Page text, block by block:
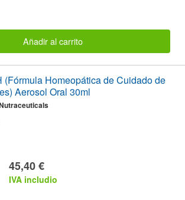
Añadir al carrito
(Fórmula Homeopática de Cuidado de
Aerosol Oral 30ml
45,40 €
IVA includio